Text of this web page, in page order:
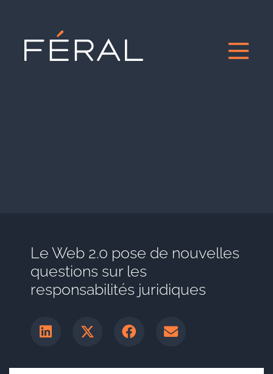
Le Web 2.0 pose de nouvelles
questions sur les
responsabilités juridiques